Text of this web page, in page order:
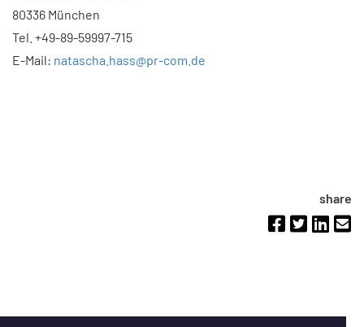
80336 München
Tel. +49-89-59997-715
E-Mail: natascha.hass@pr-com.de
share